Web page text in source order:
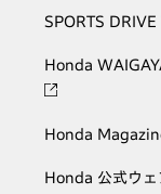
SPORTS DRIVE
Honda
Honda
Honda 公式ウェ